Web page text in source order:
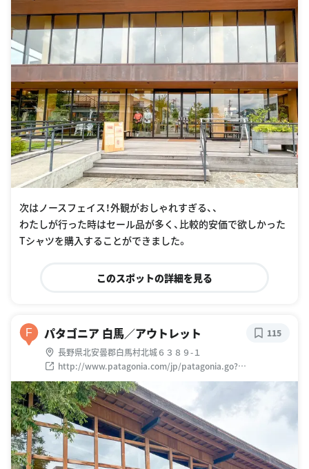
次はノースフェイス！外観がおしゃれすぎる、、
わたしが行った時はセール品が多く、比較的安価で欲しかった
Tシャツを購入することができました。
このスポットの詳細を見る
F パタゴニア 白馬／アウトレット
長野県北安曇郡白馬村北城６３８９-１
http://www.patagonia.com/jp/patagonia.go?
assetid=92777
115